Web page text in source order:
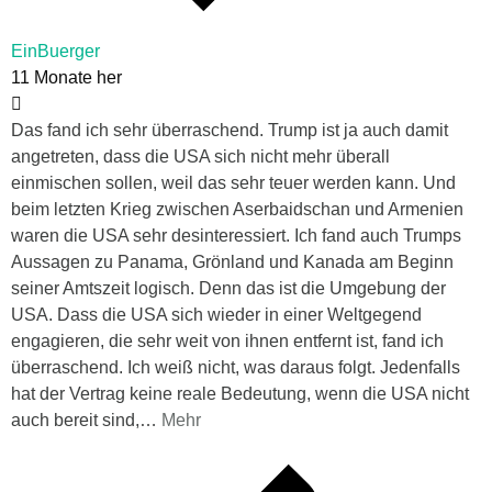
EinBuerger
11 Monate her
Das fand ich sehr überraschend. Trump ist ja auch damit
angetreten, dass die USA sich nicht mehr überall
einmischen sollen, weil das sehr teuer werden kann. Und
beim letzten Krieg zwischen Aserbaidschan und Armenien
waren die USA sehr desinteressiert. Ich fand auch Trumps
Aussagen zu Panama, Grönland und Kanada am Beginn
seiner Amtszeit logisch. Denn das ist die Umgebung der
USA. Dass die USA sich wieder in einer Weltgegend
engagieren, die sehr weit von ihnen entfernt ist, fand ich
überraschend. Ich weiß nicht, was daraus folgt. Jedenfalls
hat der Vertrag keine reale Bedeutung, wenn die USA nicht
auch bereit sind,… Mehr